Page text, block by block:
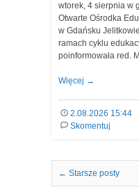
wtorek, 4 sierpnia w
Otwarte Ośrodka
w Gdańsku
ramach cyklu
poinformowała red.
Więcej →
2.08.2026 15:44
Skomentuj
Nawigacja we wpisach
← Starsze posty